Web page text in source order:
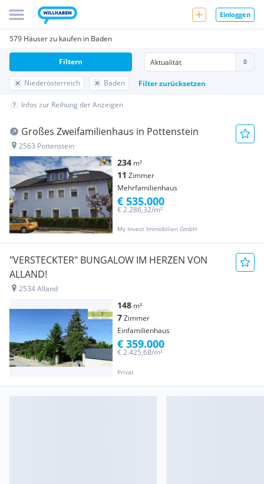
Einloggen
579 Häuser zu kaufen in Baden
Niederösterreich Baden Filter zurücksetzen
Filtern
Infos zur Reihung der Anzeigen
Großes Zweifamilienhaus in Pottenstein
2563 Pottenstein
234 m²
11 Zimmer
Mehrfamilienhaus
My Invest Immobilien GmbH
€ 2.286,32/m²
€ 535.000
"VERSTECKTER" BUNGALOW IM HERZEN VON
ALLAND!
2534 Alland
148 m²
7Zimmer
Einfamilienhaus
Privat
€ 2.425,68/m²
€ 359.000